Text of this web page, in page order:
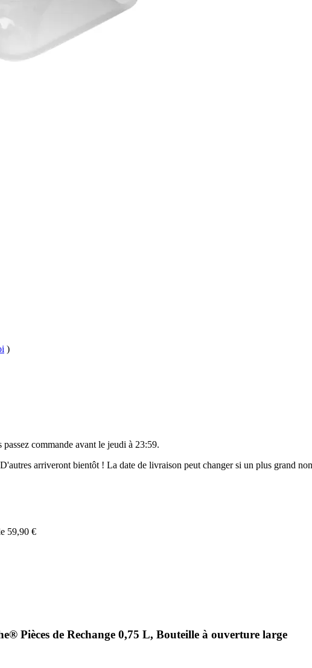
)
passez commande avant le jeudi à 23:59.
arriveront bientôt ! La date de livraison peut changer si un plus grand
59,90 €
Pièces de Rechange 0,75 L, Bouteille à ouverture large